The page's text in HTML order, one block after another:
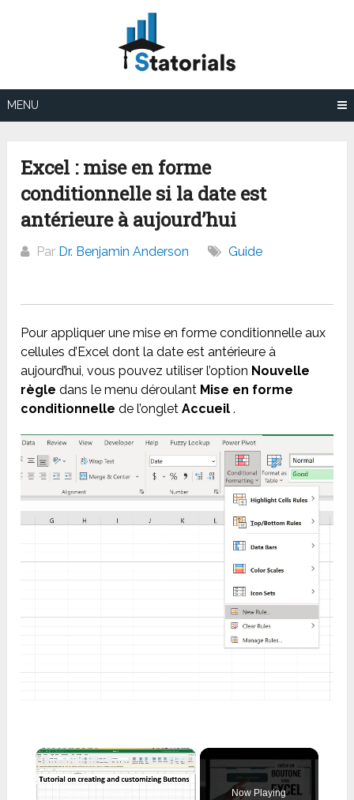
MENU
Excel : mise en forme
conditionnelle si la date est
antérieure à aujourd’hui
Par Dr. Benjamin Anderson Guide
Pour appliquer une mise en forme conditionnelle aux
cellules d’Excel dont la date est antérieure à
aujourd’hui, vous pouvez utiliser l’option Nouvelle
règle dans le menu déroulant Mise en forme
conditionnelle de l’ongletAccueil .
×
Now Playing